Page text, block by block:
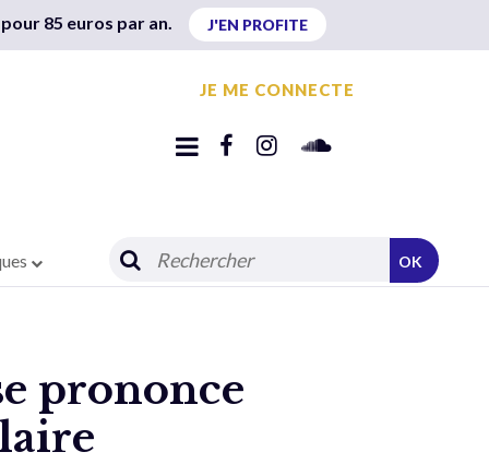
85 euros par an. J'EN PROFITE
JE ME CONNECTE
OK
prononce